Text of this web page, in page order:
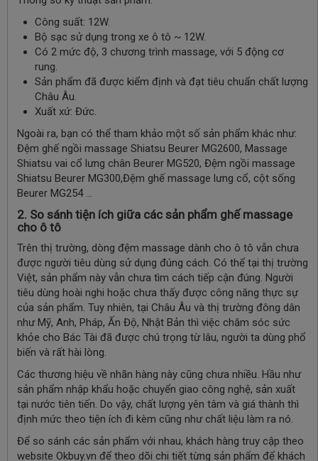
Công suất: 12W.
Bộ sạc sử dụng trong xe ô tô ~ 12W.
Có 2 mức độ, 3 chương trình massage, với 5 động cơ
rung.
Sản phẩm đã được kiểm định và đạt tiêu chuẩn chất lượng
Châu Âu.
Xuất xứ: Đức.
Ngoài ra, bạn có thể tham khảo một số sản phẩm khác như:
Đệm ghế ngồi massage Shiatsu Beurer MG2600, Massage
Shiatsu vai cổ lưng chân Beurer MG520, Đệm ngồi massage
Shiatsu Beurer MG300,Đệm ghế massage lưng cổ, cột sống
Beurer MG254 …
2. So sánh tiện ích giữa các sản phẩm ghế massage
cho ô tô
Trên thị trường, dòng đệm massage dành cho ô tô vẫn chưa
được người tiêu dùng sử dụng đúng cách. Có thể tại thị trường
Việt, sản phẩm này vẫn chưa tìm cách tiếp cận đúng. Người
tiêu dùng hoài nghi hoặc chưa thấy được công năng thực sự
của sản phẩm. Tuy nhiên, tại Châu Âu và thị trường đông dân
như Mỹ, Anh, Pháp, Ấn Độ, Nhật Bản thì việc chăm sóc sức
khỏe cho Bác Tài đã được chú trọng từ lâu, người ta dùng phổ
biến và rất hài lòng.
Các thương hiệu về nhãn hàng này cũng chưa nhiều. Hầu như
sản phẩm nhập khẩu hoặc chuyển giao công nghệ, sản xuất
tại nước tiên tiến. Do vậy, chất lượng yên tâm và giá thành thì
định mức theo tiện ích đi kèm cũng như chất liệu làm ra nó.
Để so sánh các sản phẩm với nhau, khách hàng truy cập theo
website Okbuy.vn để theo dõi chi tiết từng sản phẩm để khách